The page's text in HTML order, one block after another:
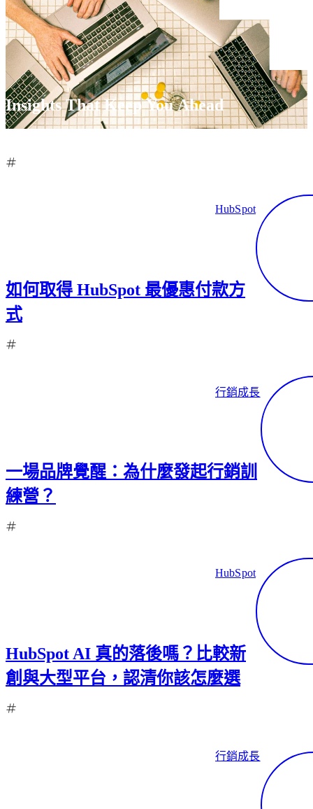
Insights That Keep You Ahead
HubSpot
如何取得 HubSpot 最優惠付款方
式
行銷成長
一場品牌覺醒：為什麼發起行銷訓
練營？
HubSpot
HubSpot AI 真的落後嗎？比較新
創與大型平台，認清你該怎麼選
行銷成長